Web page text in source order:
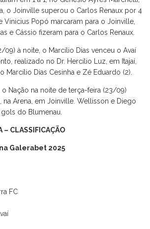
o Joinville superou o Carlos Renaux por 4
Vinicius Popó marcaram para o Joinville,
e Cássio fizeram para o Carlos Renaux.
09) à noite, o Marcílio Dias venceu o Avaí
realizado no Dr. Hercílio Luz, em Itajaí,
Marcílio Dias Cesinha e Zé Eduardo (2).
Nação na noite de terça-feira (23/09)
na Arena, em Joinville. Wellisson e Diego
do Blumenau.
– CLASSIFICAÇÃO
Galerabet 2025
FC